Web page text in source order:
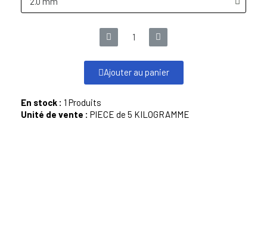
Ajouter au panier
En stock : 1 Produits
Unité de vente : PIECE de 5 KILOGRAMME